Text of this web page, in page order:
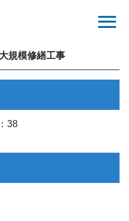
menu
規模修繕工事
38